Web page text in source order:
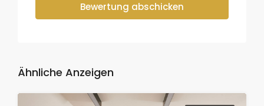
Bewertung abschicken
Ähnliche Anzeigen